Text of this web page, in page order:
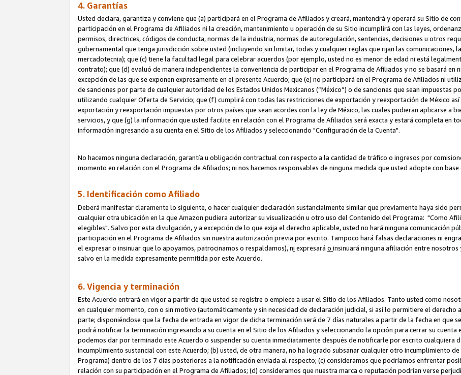
4. Garantías
Usted declara, garantiza y conviene que (a) participará en el Programa de Afiliados y creará, mantendrá y operará su Sitio de
participación en el Programa de Afiliados ni la creación, mantenimiento u operación de su Sitio incumplirá con las leyes,
permisos, directrices, códigos de conducta, normas de la industria, normas de autoregulación, sentencias, decisiones u otros
gubernamental que tenga jurisdicción sobre usted (incluyendo sin limitar, todas y cualquier reglas que rijan las comunicaciones,
mercadotecnia); que (c) tiene la facultad legal para celebrar acuerdos (por ejemplo, usted no es menor de edad ni está
contrato); que (d) evaluó de manera independientesla conveniencia de participar en el Programa de Afiliados y no se basará en
excepción de las que se exponen expresamente en el presente Acuerdo; que (e) no participará en el Programa de Afiliados ni
de sanciones por parte de cualquier autoridad de los Estados Unidos Mexicanos (“México”) o de sanciones que sean impuestas
utilizando cualquier Oferta de Servicio; que (f) cumplirá con todas las restricciones de exportación y reexportación de México
exportación y reexportación impuestas por otros países que sean acordes con la ley de México, las cuales pudieran aplicarse a
servicios, y que (g) la información que usted facilite en relación con el Programa de Afiliados será exacta y estará completa en
información ingresando a su cuenta en el Sitio de los Afiliados y seleccionando "Configuración de la Cuenta".
No hacemos ninguna declaración, garantía u obligación contractual con respecto a la cantidad de tráfico o ingresos por
momento en relación con el Programa de Afiliados; ni nos hacemos responsables de ninguna medida que usted adopte con base
5. Identificación como Afiliado
Deberá manifestar claramente lo siguiente, o hacer cualquier declaración sustancialmente similar que previamente haya sido
cualquier otra ubicación en la que Amazon pudiera autorizar su visualización u otro uso del Contenido del Programa: "Como
elegibles". Salvo por esta divulgación, y a excepción de lo que exija el derecho aplicable, usted no hará ninguna comunicación
participación en el Programa de Afiliados sin nuestra autorización previa por escrito. Tampoco hará falsas declaraciones ni
el expresar o insinuar que lo apoyamos, patrocinamos o respaldamos), ni expresará o insinuará ninguna afiliación entre
salvo en la medida expresamente permitida por este Acuerdo.
6. Vigencia y terminación
Este Acuerdo entrará en vigor a partir de que usted se registre o empiece a usar el Sitio de los Afiliados. Tanto usted como
en cualquier momento, con o sin motivo (automáticamente y sin necesidad de declaración judicial, si así lo permitiere el
parte; disponiéndose que la fecha de entrada en vigor de dicha terminación será de 7 días naturales a partir de la fecha en que
podrá notificar la terminación ingresando a su cuenta en el Sitio de los Afiliados y seleccionando la opción para cerrar su cuenta
podemos dar por terminado este Acuerdo o suspender su cuenta inmediatamente después de notificarle por escrito cualquiera
incumplimiento sustancial con este Acuerdo; (b) usted, de otra manera, no ha logrado subsanar cualquier otro incumplimiento
Programa) dentro de los 7 días posteriores a la notificación enviada al respecto; (c) consideramos que podríamos enfrentar
relación con su participación en el Programa de Afiliados; (d) consideramos que nuestra marca o reputación podrían verse